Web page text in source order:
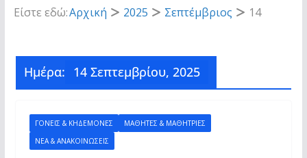
Είστε εδώ:Αρχική 2025 Σεπτέμβριος 14
Ημέρα: 14 Σεπτεμβρίου, 2025
ΓΟΝΕΊΣ & ΚΗΔΕΜΌΝΕΣ
ΜΑΘΗΤΈΣ & ΜΑΘΉΤΡΙΕΣ
ΝΈΑ & AΝΑΚΟΙΝΏΣΕΙΣ